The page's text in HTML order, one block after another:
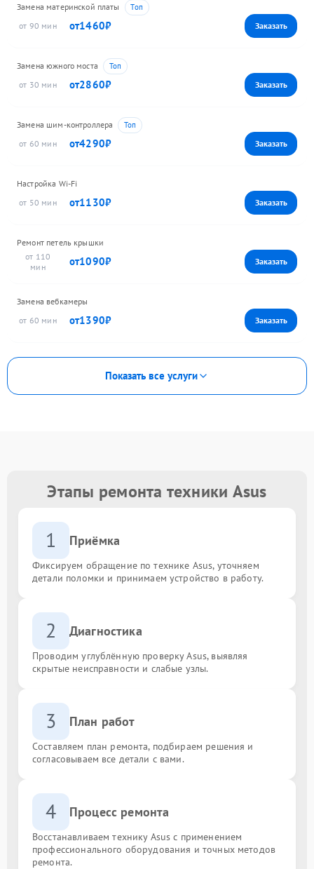
Замена материнской платы
90
1460
Замена южного моста
30
2860
Замена шим-контроллера
60
4290
Настройка Wi-Fi
50
1130
Ремонт петель крышки
110
1090
Замена вебкамеры
60
1390
Показать все услуги
Этапы ремонта техники Asus
1 Приёмка
Фиксируем обращение по технике Asus, уточняем
детали поломки и принимаем устройство в работу.
2 Диагностика
Проводим углублённую проверку Asus, выявляя
скрытые неисправности и слабые узлы.
3 План работ
Составляем план ремонта, подбираем решения и
согласовываем все детали с вами.
4 Процесс ремонта
Восстанавливаем технику Asus с применением
профессионального оборудования и точных методов
ремонта.